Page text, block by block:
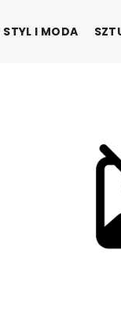
STYL I MODA